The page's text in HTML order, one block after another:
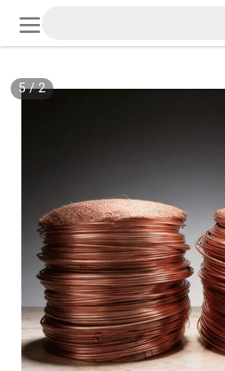
2
/
5